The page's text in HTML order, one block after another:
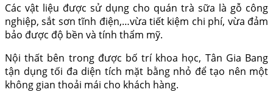
Các vật liệu được sử dụng cho quán trà sữa là gỗ công
nghiệp, sắt sơn tĩnh điện,…vừa tiết kiệm chi phí, vừa đảm
bảo được độ bền và tính thẩm mỹ.
Nội thất bên trong được bố trí khoa học, Tân Gia Bang
tận dụng tối đa diện tích mặt bằng nhỏ để tạo nên một
không gian thoải mái cho khách hàng.